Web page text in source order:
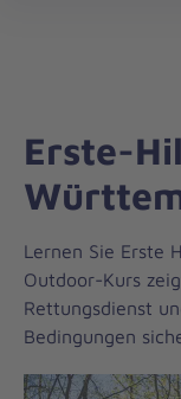
Erste-
Lernen Sie Erste
Outdoor-Kurs
Rettungsdienst
Bedingungen